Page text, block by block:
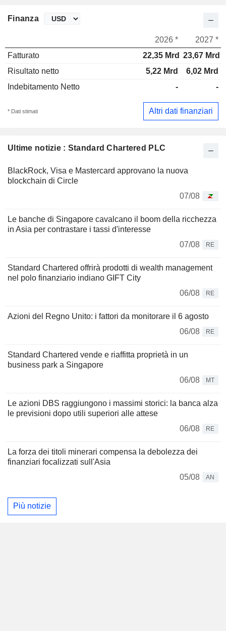
Ultime notizie : Standard Chartered PLC
BlackRock, Visa e Mastercard approvano la nuova
blockchain di Circle
07/08
Le banche di Singapore cavalcano il boom della ricchezza
in Asia per contrastare i tassi d'interesse
07/08
RE
Standard Chartered offrirà prodotti di wealth management
nel polo finanziario indiano GIFT City
06/08
RE
Azioni del Regno Unito: i fattori da monitorare il 6 agosto
06/08
RE
Standard Chartered vende e riaffitta proprietà in un
business park a Singapore
06/08
MT
Le azioni DBS raggiungono i massimi storici: la banca alza
le previsioni dopo utili superiori alle attese
06/08
RE
La forza dei titoli minerari compensa la debolezza dei
finanziari focalizzati sull'Asia
05/08
AN
Più notizie
Finanza
2026 *
2027 *
Fatturato
22,35 Mrd 23,67 Mrd
Risultato netto
5,22 Mrd
6,02 Mrd
Indebitamento Netto
- -
* Dati stimati Altri dati finanziari